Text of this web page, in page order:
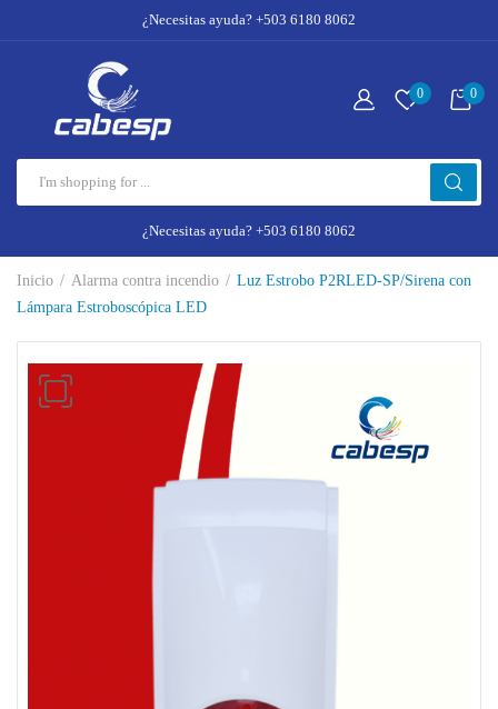
¿Necesitas ayuda? +503 6180 8062
0 0
¿Necesitas ayuda? +503 6180 8062
Inicio Alarma contra incendio
Luz Estrobo P2RLED-SP/Sirena con
Lámpara Estroboscópica LED